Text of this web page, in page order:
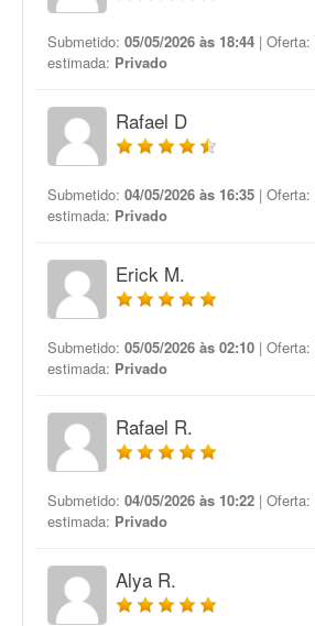
Submetido: 05/05/2026 às 18:44 | Oferta:
estimada: Privado
Rafael D
Submetido: 04/05/2026 às 16:35 | Oferta:
estimada: Privado
Erick M.
Submetido: 05/05/2026 às 02:10 | Oferta:
estimada: Privado
Rafael R.
Submetido: 04/05/2026 às 10:22 | Oferta:
estimada: Privado
Alya R.